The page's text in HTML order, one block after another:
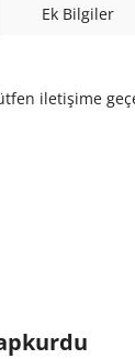
Ek Bilgiler
iletişime